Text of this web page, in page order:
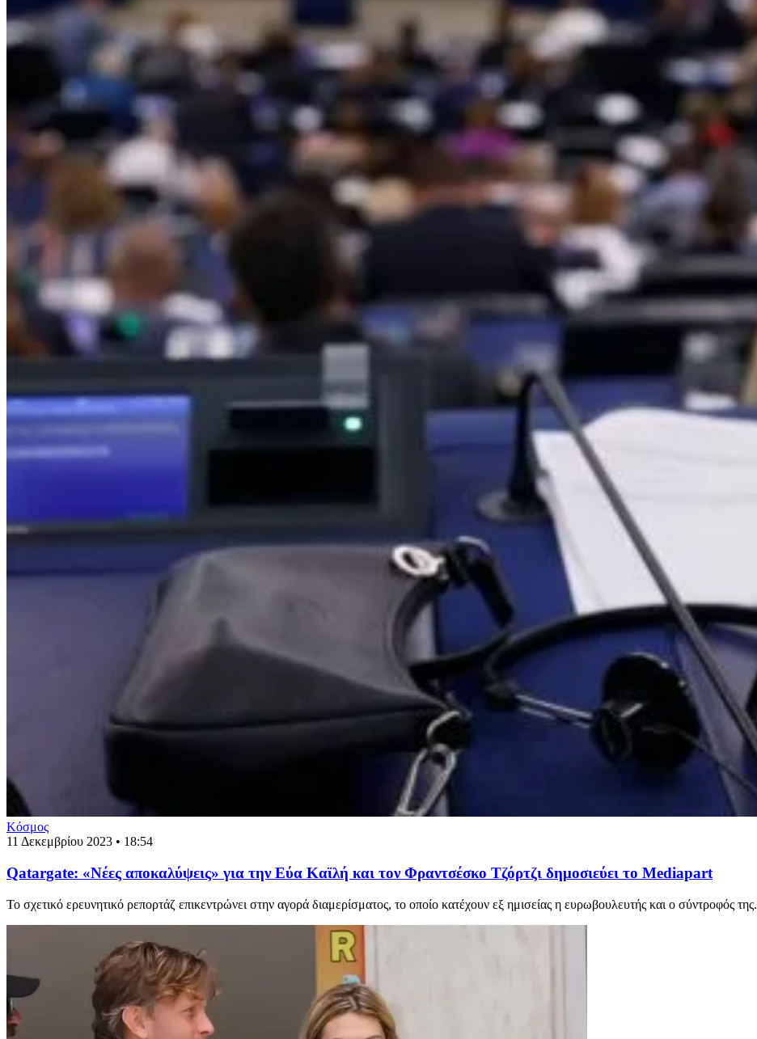
Κόσμος
11 Δεκεμβρίου 2023 • 18:54
Qatargate: «Νέες αποκαλύψεις» για την Εύα Καϊλή και τον Φραντσέσκο Τζόρτζι δημοσιεύει το Mediapart
Το σχετικό ερευνητικό ρεπορτάζ επικεντρώνει στην αγορά διαμερίσματος, το οποίο κατέχουν εξ ημισείας η ευρωβουλευτής και ο σύντροφός της.